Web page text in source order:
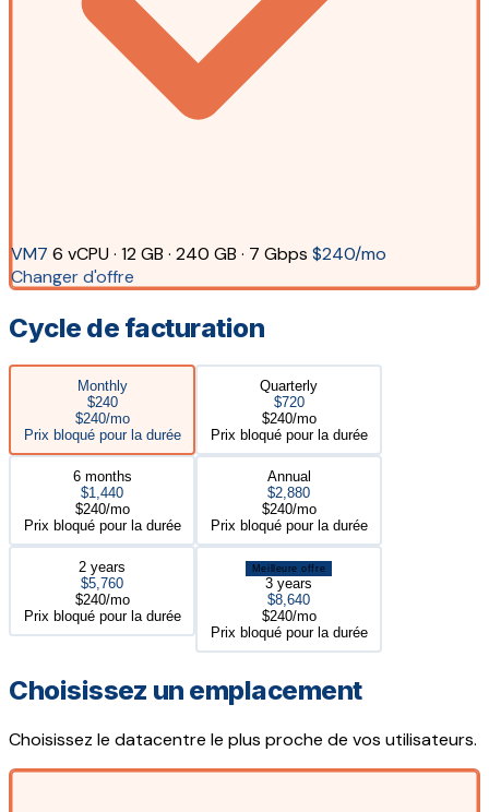
VM7 6 vCPU · 12 GB · 240 GB · 7 Gbps $240/mo
Changer d'offre
Cycle de facturation
Monthly
$240
$240/mo
Prix bloqué pour la durée
Quarterly
$720
$240/mo
Prix bloqué pour la durée
6 months
$1,440
$240/mo
Prix bloqué pour la durée
Annual
$2,880
$240/mo
Prix bloqué pour la durée
2 years
$5,760
$240/mo
Prix bloqué pour la durée
Meilleure offre
3 years
$8,640
$240/mo
Prix bloqué pour la durée
Choisissez un emplacement
Choisissez le datacentre le plus proche de vos utilisateurs.